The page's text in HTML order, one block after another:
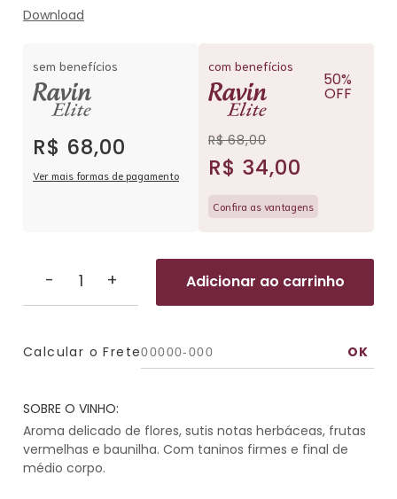
Download
sem benefícios
R$ 68,00
Ver mais formas de pagamento
com benefícios
R$ 68,00
R$ 34,00
50%
OFF
Confira as vantagens
- + Adicionar ao carrinho
Calcular o Frete
SOBRE O VINHO:
Aroma delicado de flores, sutis notas herbáceas, frutas
vermelhas e baunilha. Com taninos firmes e final de
médio corpo.